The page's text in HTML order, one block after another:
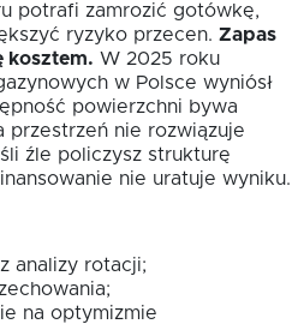
potrafi zamrozić gotówkę,
ryzyko przecen. Zapas
kosztem. W 2025 roku
w Polsce wyniósł
powierzchni bywa
przestrzeń nie rozwiązuje
źle policzysz strukturę
nie uratuje wyniku.
analizy rotacji;
na optymizmie